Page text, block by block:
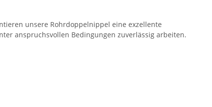
unsere Rohrdoppelnippel eine exzellente
anspruchsvollen Bedingungen zuverlässig arbeiten.